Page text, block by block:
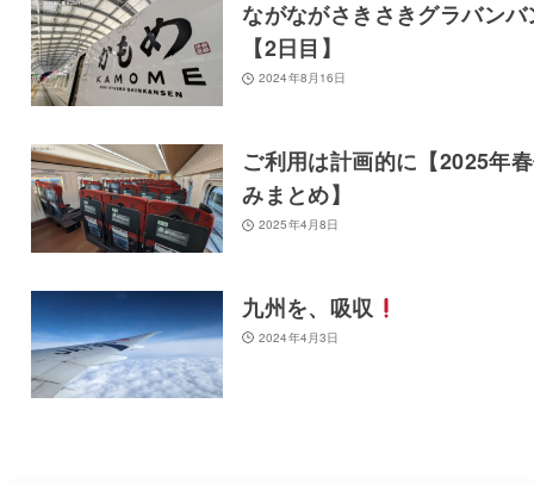
ながながさきさきグラバンバ
【2日目】
2024年8月16日
ご利用は計画的に【2025年
みまとめ】
2025年4月8日
九州を、吸収
2024年4月3日